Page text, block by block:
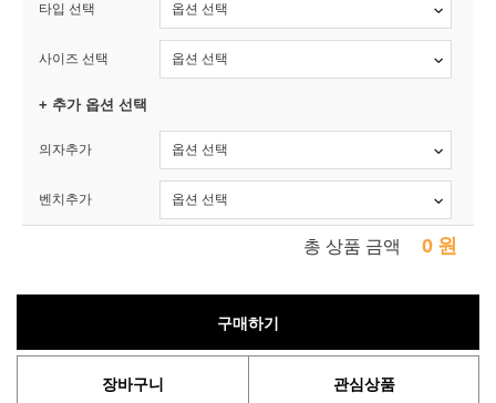
타입 선택
사이즈 선택
+ 추가 옵션 선택
의자추가
벤치추가
총 상품 금액 0 원
구매하기
장바구니 관심상품